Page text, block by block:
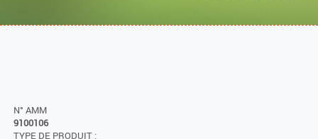
N° AMM
9100106
TYPE DE PRODUIT :